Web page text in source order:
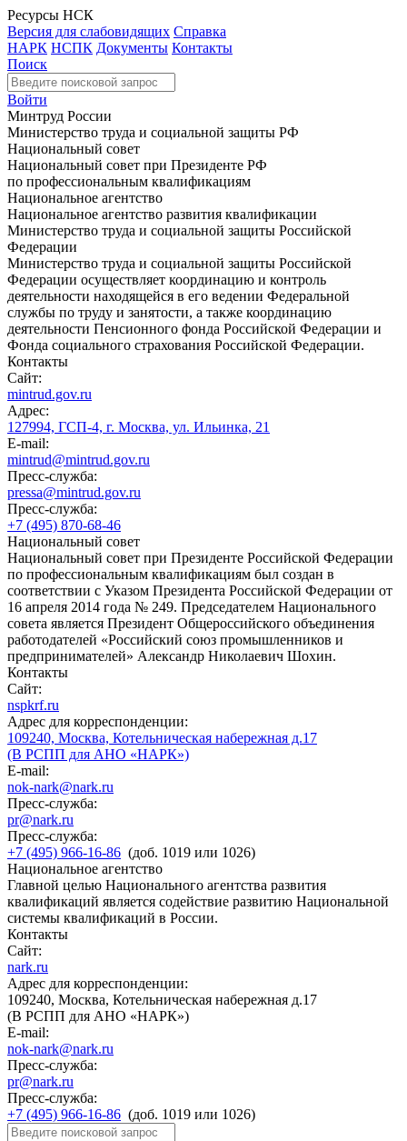
Ресурсы НСК
Версия для слабовидящих Справка
НАРК НСПК Документы Контакты
Поиск
Войти
Минтруд России
Министерство труда и социальной защиты РФ
Национальный совет
Национальный совет при Президенте РФ
по профессиональным квалификациям
Национальное агентство
Национальное агентство развития квалификации
Министерство труда и социальной защиты Российской
Федерации
Министерство труда и социальной защиты Российской
Федерации осуществляет координацию и контроль
деятельности находящейся в его ведении Федеральной
службы по труду и занятости, а также координацию
деятельности Пенсионного фонда Российской Федерации и
Фонда социального страхования Российской Федерации.
Контакты
Сайт:
mintrud.gov.ru
Адрес:
127994, ГСП-4, г. Москва, ул. Ильинка, 21
E-mail:
mintrud@mintrud.gov.ru
Пресс-служба:
pressa@mintrud.gov.ru
Пресс-служба:
+7 (495) 870-68-46
Национальный совет
Национальный совет при Президенте Российской Федерации
по профессиональным квалификациям был создан в
соответствии с Указом Президента Российской Федерации от
16 апреля 2014 года № 249. Председателем Национального
совета является Президент Общероссийского объединения
работодателей «Российский союз промышленников и
предпринимателей» Александр Николаевич Шохин.
Контакты
Сайт:
nspkrf.ru
Адрес для корреспонденции:
109240, Москва, Котельническая набережная д.17
(В РСПП для АНО «НАРК»)
E-mail:
nok-nark@nark.ru
Пресс-служба:
pr@nark.ru
Пресс-служба:
+7 (495) 966-16-86 (доб. 1019 или 1026)
Национальное агентство
Главной целью Национального агентства развития
квалификаций является содействие развитию Национальной
системы квалификаций в России.
Контакты
Сайт:
nark.ru
Адрес для корреспонденции:
109240, Москва, Котельническая набережная д.17
(В РСПП для АНО «НАРК»)
E-mail:
nok-nark@nark.ru
Пресс-служба:
pr@nark.ru
Пресс-служба:
+7 (495) 966-16-86 (доб. 1019 или 1026)